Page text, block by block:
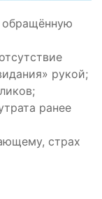
обращённую
рукой;
ранее
страх